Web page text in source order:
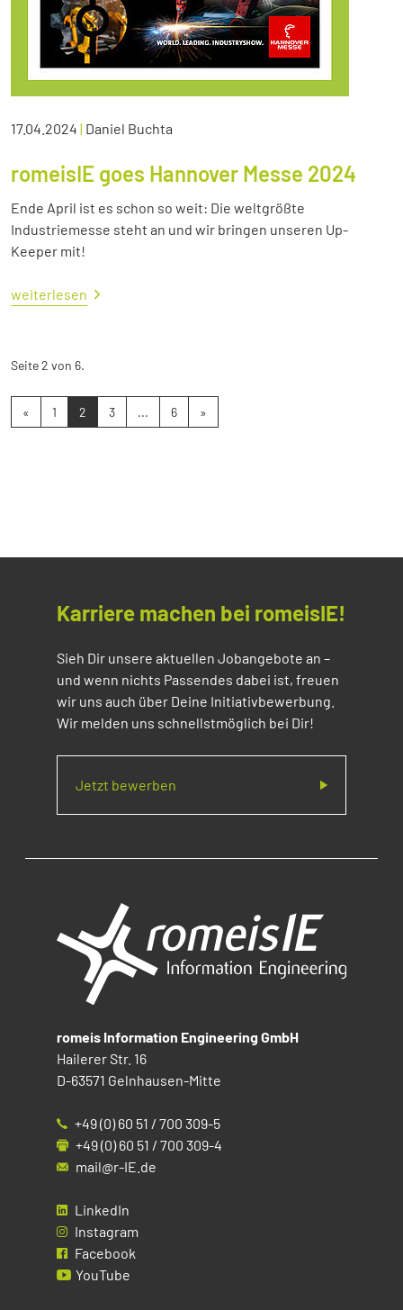
17.04.2024 | Daniel Buchta
romeisIE goes Hannover Messe 2024
Ende April ist es schon so weit: Die weltgrößte
Industriemesse steht an und wir bringen unseren Up-
Keeper mit!
weiterlesen
Seite 2 von 6.
« 1 2 3 ... 6 »
Karriere machen bei romeisIE!
Sieh Dir unsere aktuellen Jobangebote an –
und wenn nichts Passendes dabei ist, freuen
wir uns auch über Deine Initiativbewerbung.
Wir melden uns schnellstmöglich bei Dir!
Jetzt bewerben
romeis Information Engineering GmbH
Hailerer Str. 16
D-63571 Gelnhausen-Mitte
+49 (0) 60 51 / 700 309-5
+49 (0) 60 51 / 700 309-4
mail@r-IE.de
LinkedIn
Instagram
Facebook
YouTube